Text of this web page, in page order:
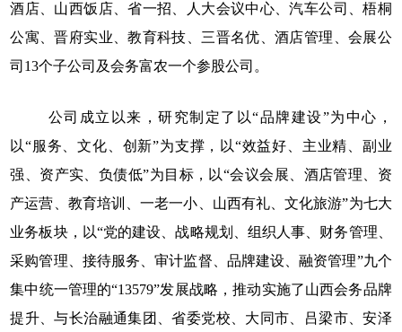
酒店、山西饭店、省一招、人大会议中心、汽车公司、梧桐
公寓、晋府实业、教育科技、三晋名优、酒店管理、会展公
司 13个子公司及会务富农一个参股公司。
公司成立以来，研究制定了以“品牌建设”为中心，
以“服务、文化、创新”为支撑，以“效益好、主业精、副业
强、资产实、负债低”为目标，以“会议会展、酒店管理、资
产运营、教育培训、一老一小、山西有礼、文化旅游”为七大
业务板块，以“党的建设、战略规划、组织人事、财务管理、
采购管理、接待服务、审计监督、品牌建设、融资管理”九个
集中统一管理的“13579”发展战略 ，推动实施了山西会务品牌
提升、与长治融通集团、省委党校、大同市、吕梁市、安泽